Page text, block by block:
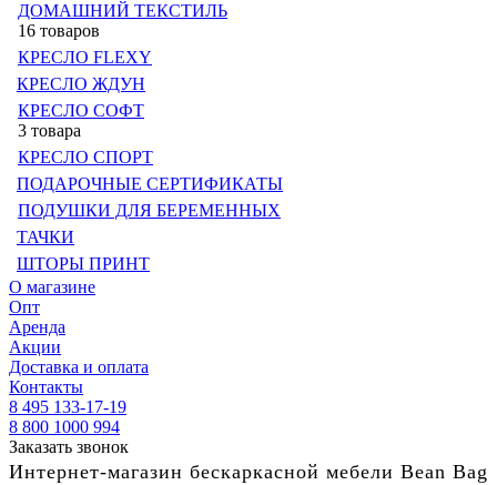
ДОМАШНИЙ ТЕКСТИЛЬ
16 товаров
КРЕСЛО FLEXY
КРЕСЛО ЖДУН
КРЕСЛО СОФТ
3 товара
КРЕСЛО СПОРТ
ПОДАРОЧНЫЕ СЕРТИФИКАТЫ
ПОДУШКИ ДЛЯ БЕРЕМЕННЫХ
ТАЧКИ
ШТОРЫ ПРИНТ
О магазине
Опт
Аренда
Акции
Доставка и оплата
Контакты
8 495 133-17-19
8 800 1000 994
Заказать звонок
Интернет-магазин бескаркасной мебели Bean Bag